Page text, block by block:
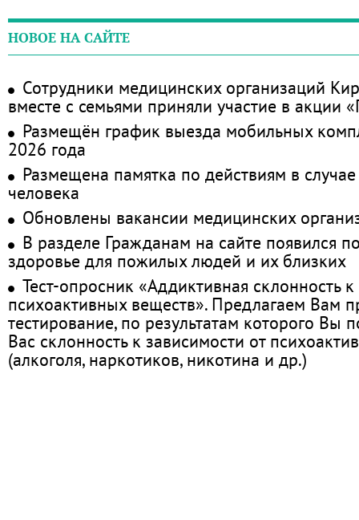
НОВОЕ НА САЙТЕ
Сотрудники медицинских организаций
вместе с семьями приняли участие в акции
Размещён график выезда мобильных
2026 года
Размещена памятка по действиям в
человека
Обновлены вакансии медицинских
В разделе Гражданам на сайте появился
здоровье для пожилых людей и их близких
Тест-опросник «Аддиктивная склонность
психоактивных веществ». Предлагаем Вам
тестирование, по результатам которого Вы
Вас склонность к зависимости от
(алкоголя, наркотиков, никотина и др.)